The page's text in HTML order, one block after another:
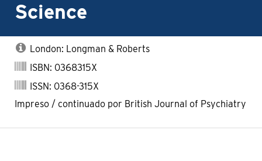
Science
London: Longman & Roberts
ISBN: 0368315X
ISSN: 0368-315X
Impreso / continuado por British Journal of Psychiatry